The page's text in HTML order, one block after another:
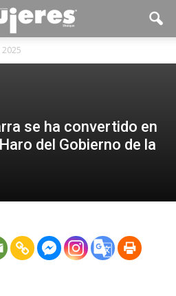
se ha convertido en
del Gobierno de la